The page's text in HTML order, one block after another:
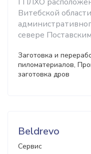
Витебской
севере
Заготовка и
пиломатериалов,
заготовка дров
Beldrevo
Сервис